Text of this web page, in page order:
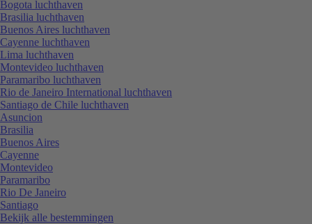
Bogota luchthaven
Brasilia luchthaven
Buenos Aires luchthaven
Cayenne luchthaven
Lima luchthaven
Montevideo luchthaven
Paramaribo luchthaven
Rio de Janeiro International luchthaven
Santiago de Chile luchthaven
Asuncion
Brasilia
Buenos Aires
Cayenne
Montevideo
Paramaribo
Rio De Janeiro
Santiago
Bekijk alle bestemmingen